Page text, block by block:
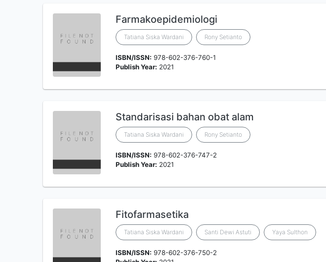
Farmakoepidemiologi
Tatiana Siska Wardani Rony Setianto
ISBN/ISSN: 978-602-376-760-1
Publish Year: 2021
Standarisasi bahan obat alam
Tatiana Siska Wardani Rony Setianto
ISBN/ISSN: 978-602-376-747-2
Publish Year: 2021
Fitofarmasetika
Tatiana Siska Wardani Santi Dewi Astuti Yaya Sulthon
ISBN/ISSN: 978-602-376-750-2